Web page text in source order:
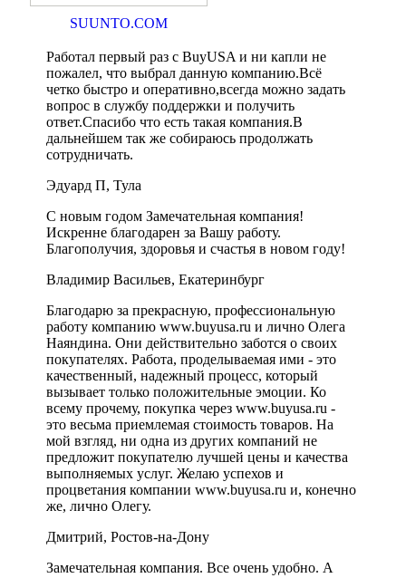
SUUNTO.COM
Работал первый раз с BuyUSA и ни капли не
пожалел, что выбрал данную компанию.Всё
четко быстро и оперативно,всегда можно задать
вопрос в службу поддержки и получить
ответ.Спасибо что есть такая компания.В
дальнейшем так же собираюсь продолжать
сотрудничать.
Эдуард П, Тула
С новым годом Замечательная компания!
Искренне благодарен за Вашу работу.
Благополучия, здоровья и счастья в новом году!
Владимир Васильев, Екатеринбург
Благодарю за прекрасную, профессиональную
работу компанию www.buyusa.ru и лично Олега
Наяндина. Они действительно заботся о своих
покупателях. Работа, проделываемая ими - это
качественный, надежный процесс, который
вызывает только положительные эмоции. Ко
всему прочему, покупка через www.buyusa.ru -
это весьма приемлемая стоимость товаров. На
мой взгляд, ни одна из других компаний не
предложит покупателю лучшей цены и качества
выполняемых услуг. Желаю успехов и
процветания компании www.buyusa.ru и, конечно
же, лично Олегу.
Дмитрий, Ростов-на-Дону
Замечательная компания. Все очень удобно. А